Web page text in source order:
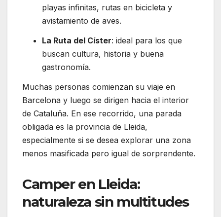
playas infinitas, rutas en bicicleta y
avistamiento de aves.
La Ruta del Císter: ideal para los que
buscan cultura, historia y buena
gastronomía.
Muchas personas comienzan su viaje en
Barcelona y luego se dirigen hacia el interior
de Cataluña. En ese recorrido, una parada
obligada es la provincia de Lleida,
especialmente si se desea explorar una zona
menos masificada pero igual de sorprendente.
Camper en Lleida:
naturaleza sin multitudes